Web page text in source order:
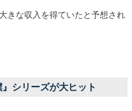
きな収入を得ていたと予想され
』シリーズが大ヒット